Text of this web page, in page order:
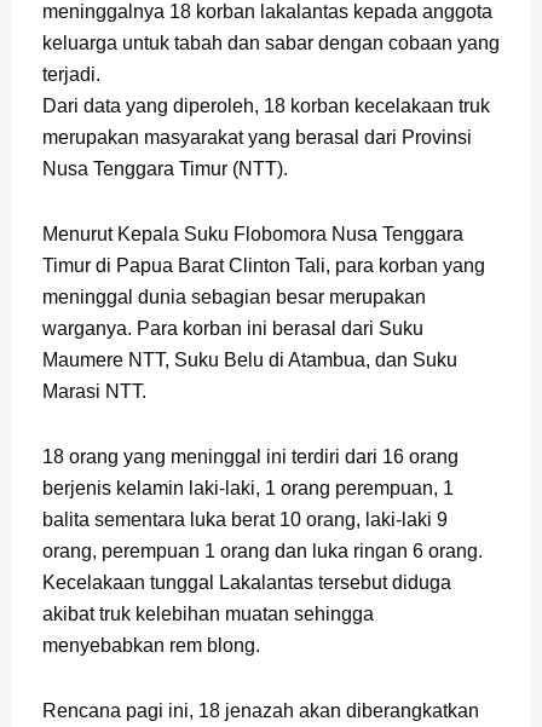
meninggalnya 18 korban lakalantas kepada anggota
keluarga untuk tabah dan sabar dengan cobaan yang
terjadi.
Dari data yang diperoleh, 18 korban kecelakaan truk
merupakan masyarakat yang berasal dari Provinsi
Nusa Tenggara Timur (NTT).
Menurut Kepala Suku Flobomora Nusa Tenggara
Timur di Papua Barat Clinton Tali, para korban yang
meninggal dunia sebagian besar merupakan
warganya. Para korban ini berasal dari Suku
Maumere NTT, Suku Belu di Atambua, dan Suku
Marasi NTT.
18 orang yang meninggal ini terdiri dari 16 orang
berjenis kelamin laki-laki, 1 orang perempuan, 1
balita sementara luka berat 10 orang, laki-laki 9
orang, perempuan 1 orang dan luka ringan 6 orang.
Kecelakaan tunggal Lakalantas tersebut diduga
akibat truk kelebihan muatan sehingga
menyebabkan rem blong.
Rencana pagi ini, 18 jenazah akan diberangkatkan